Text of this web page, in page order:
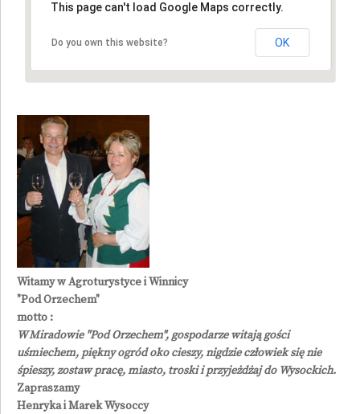
This page can't load Google Maps correctly.
Do you own this website? OK
This page can't load Google Maps correctly.
Do you own this website? OK
Witamy w Agroturystyce i Winnicy
"Pod Orzechem"
motto :
W Miradowie "Pod Orzechem", gospodarze witają gości
uśmiechem, piękny ogród oko cieszy, nigdzie człowiek się nie
śpieszy, zostaw pracę, miasto, troski i przyjeżdżaj do Wysockich.
Zapraszamy
Henryka i Marek Wysoccy